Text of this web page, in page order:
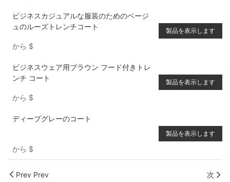
ビジネスカジュアルな服装のためのベージ
ュのルーズトレンチコート
から $
製品を表示します
ビジネスウェア用ブラウン フード付きトレ
ンチ コート
から $
製品を表示します
ディープグレーのコート
から $
製品を表示します
Prev Prev 次